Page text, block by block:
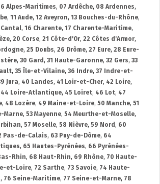
Alpes-Maritimes, 07 Ardêche, 08 Ardennes,
, 11 Aude, 12 Aveyron, 13 Bouches-du-Rhône,
Cantal, 16 Charente, 17 Charente-Maritime,
, 20 Corse, 21 Côte-d'Or, 22 Côtes d'Armor,
, 25 Doubs, 26 Drôme, 27 Eure, 28 Eure-
, 30 Gard, 31 Haute-Garonne, 32 Gers, 33
, 35 Île-et-Vilaine, 36 Indre, 37 Indre-et-
Jura, 40 Landes, 41 Loir-et-Cher, 42 Loire,
44 Loire-Atlantique, 45 Loiret, 46 Lot, 47
, 48 Lozère, 49 Maine-et-Loire, 50 Manche, 51
Marne, 53 Mayenne, 54 Meurthe-et-Moselle,
, 57 Moselle, 58 Nièvre, 59 Nord, 60
Pas-de-Calais, 63 Puy-de-Dôme, 64
, 65 Hautes-Pyrénées, 66 Pyrénées-
Rhin, 68 Haut-Rhin, 69 Rhône, 70 Haute-
et-Loire, 72 Sarthe, 73 Savoie, 74 Haute-
, 76 Seine-Maritime, 77 Seine-et-Marne, 78